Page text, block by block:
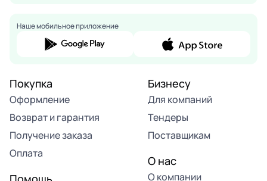
Наше мобильное приложение
Покупка
Оформление
Возврат и гарантия
Получение заказа
Оплата
Бизнесу
Для компаний
Тендеры
Поставщикам
О нас
О компании